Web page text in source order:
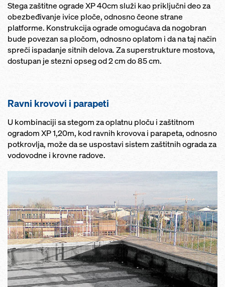
Stega zaštitne ograde XP 40cm služi kao priključni deo za
obezbeđivanje ivice ploče, odnosno čeone strane
platforme. Konstrukcija ograde omogućava da nogobran
bude povezan sa pločom, odnosno oplatom i da na taj način
spreči ispadanje sitnih delova. Za superstrukture mostova,
dostupan je stezni opseg od 2 cm do 85 cm.
Ravni krovovi i parapeti
U kombinaciji sa stegom za oplatnu ploču i zaštitnom
ogradom XP 1,20m, kod ravnih krovova i parapeta, odnosno
potkrovlja, može da se uspostavi sistem zaštitnih ograda za
vodovodne i krovne radove.